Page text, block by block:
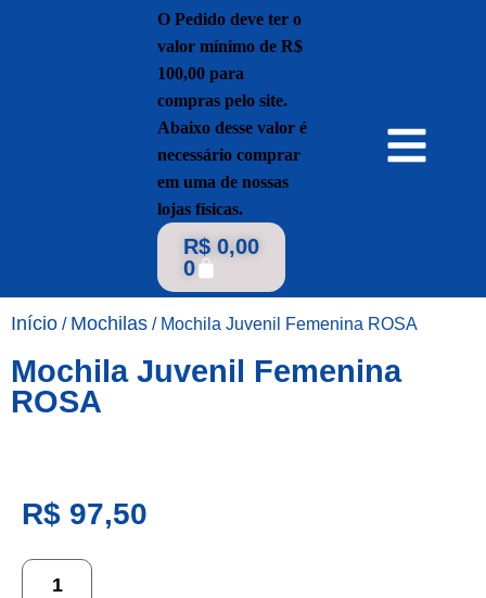
R$ 0,00
0
Início / Mochilas / Mochila Juvenil Femenina ROSA
Mochila Juvenil Femenina
ROSA
R$ 97,50